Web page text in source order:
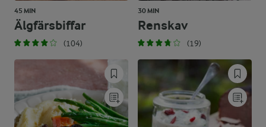
45 MIN
Älgfärsbiffar
(104)
30 MIN
Renskav
(19)